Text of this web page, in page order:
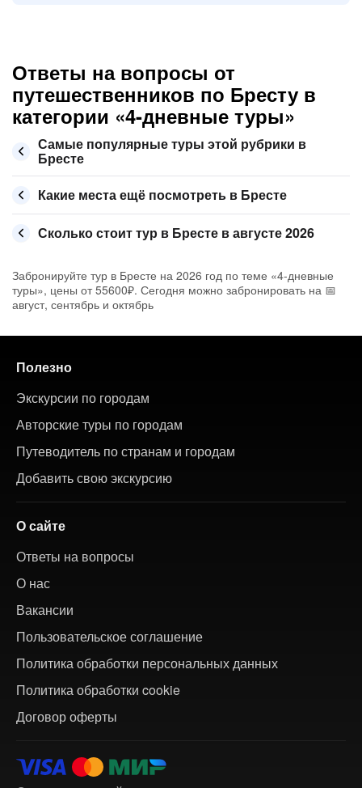
Ответы на вопросы от
путешественников по Бресту в
категории «4-дневные туры»
Самые популярные туры этой рубрики в
Бресте
Какие места ещё посмотреть в Бресте
Сколько стоит тур в Бресте в августе 2026
Забронируйте тур в Бресте на 2026 год по теме «4-дневные
туры», цены от 55600₽. Сегодня можно забронировать на 📅
август, сентябрь и октябрь
Полезно
Экскурсии по городам
Авторские туры по городам
Путеводитель по странам и городам
Добавить свою экскурсию
О сайте
Ответы на вопросы
О нас
Вакансии
Пользовательское соглашение
Политика обработки персональных данных
Политика обработки cookie
Договор оферты